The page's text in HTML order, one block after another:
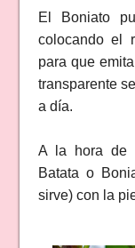
El Boniato
colocando el
para que
transparente
a día.
A la hora de
Batata o
sirve) con la